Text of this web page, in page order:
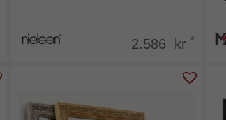
2.586 kr *